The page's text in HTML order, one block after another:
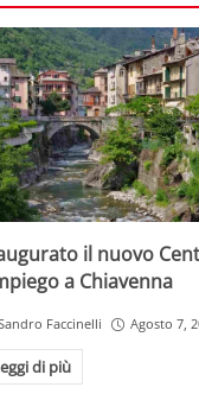
il nuovo
a Chiavenna
Faccinelli Agosto 7,
di più